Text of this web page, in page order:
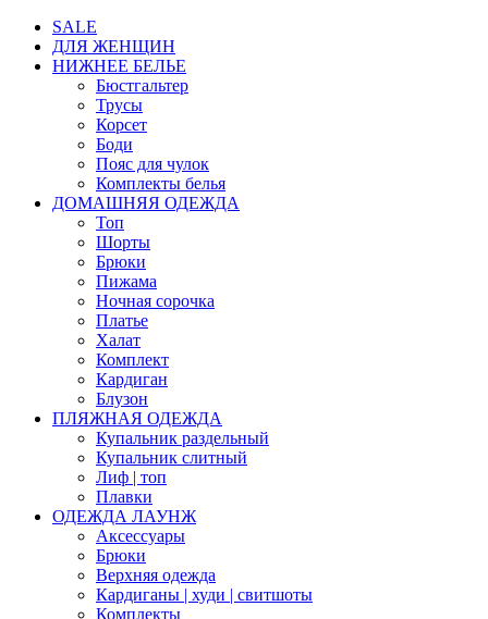
SALE
ДЛЯ ЖЕНЩИН
НИЖНЕЕ БЕЛЬЕ
Бюстгальтер
Трусы
Корсет
Боди
Пояс для чулок
Комплекты белья
ДОМАШНЯЯ ОДЕЖДА
Топ
Шорты
Брюки
Пижама
Ночная сорочка
Платье
Халат
Комплект
Кардиган
Блузон
ПЛЯЖНАЯ ОДЕЖДА
Купальник раздельный
Купальник слитный
Лиф | топ
Плавки
ОДЕЖДА ЛАУНЖ
Аксессуары
Брюки
Верхняя одежда
Кардиганы | худи | свитшоты
Комплекты